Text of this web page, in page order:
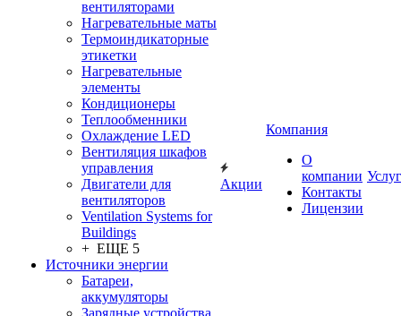
вентиляторами
Нагревательные маты
Термоиндикаторные
этикетки
Нагревательные
элементы
Кондиционеры
Теплообменники
Охлаждение LED
Вентиляция шкафов
управления
Двигатели для
вентиляторов
Ventilation Systems for
Buildings
+ ЕЩЕ 5
Источники энергии
Батареи,
аккумуляторы
Зарядные устройства
Акции
Компания
О
компании
Контакты
Лицензии